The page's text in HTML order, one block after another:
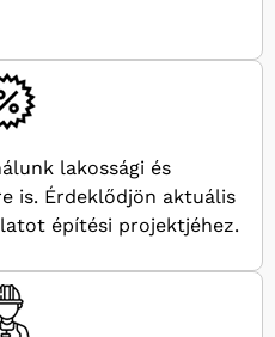
lakossági és
is. Érdeklődjön aktuális
építési projektjéhez.